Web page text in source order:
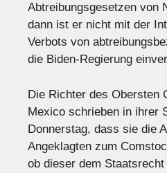
Abtreibungsgesetzen von
dann ist er nicht mit der
Verbots von
die Biden-Regierung
Die Richter des Obersten
Mexico schrieben in ihrer
Donnerstag, dass sie die
Angeklagten zum
ob dieser dem